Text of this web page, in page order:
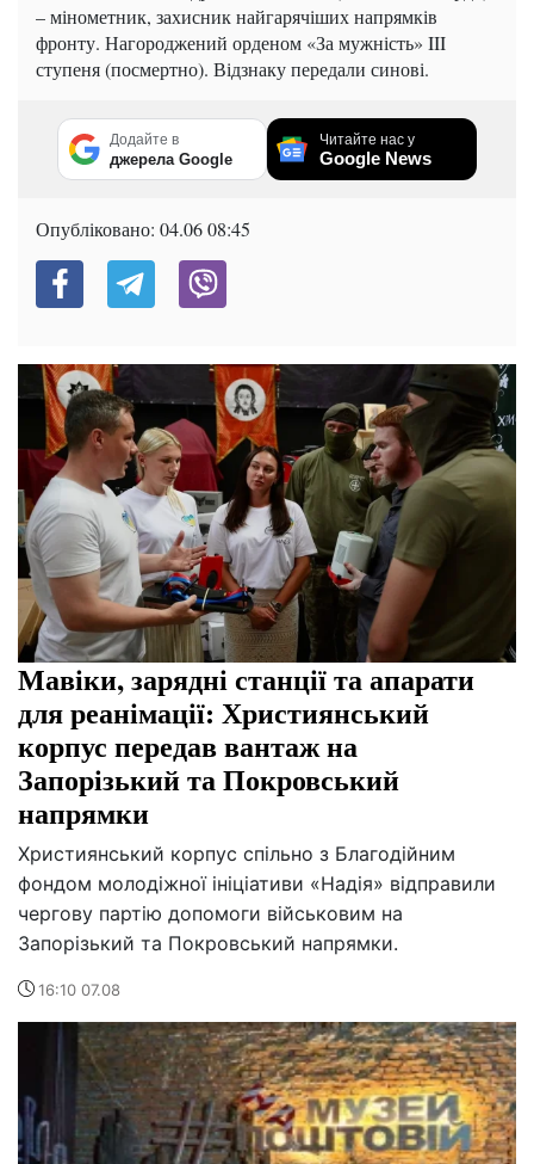
– мінометник, захисник найгарячіших напрямків
фронту. Нагороджений орденом «За мужність» III
ступеня (посмертно). Відзнаку передали синові.
Додайте в
джерела Google
Читайте нас у
Google News
Опубліковано: 04.06 08:45
Мавіки, зарядні станції та апарати
для реанімації: Християнський
корпус передав вантаж на
Запорізький та Покровський
напрямки
Християнський корпус спільно з Благодійним
фондом молодіжної ініціативи «Надія» відправили
чергову партію допомоги військовим на
Запорізький та Покровський напрямки.
16:10 07.08